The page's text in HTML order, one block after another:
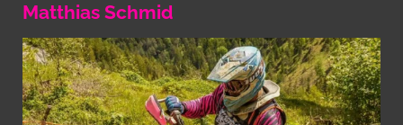
Matthias Schmid